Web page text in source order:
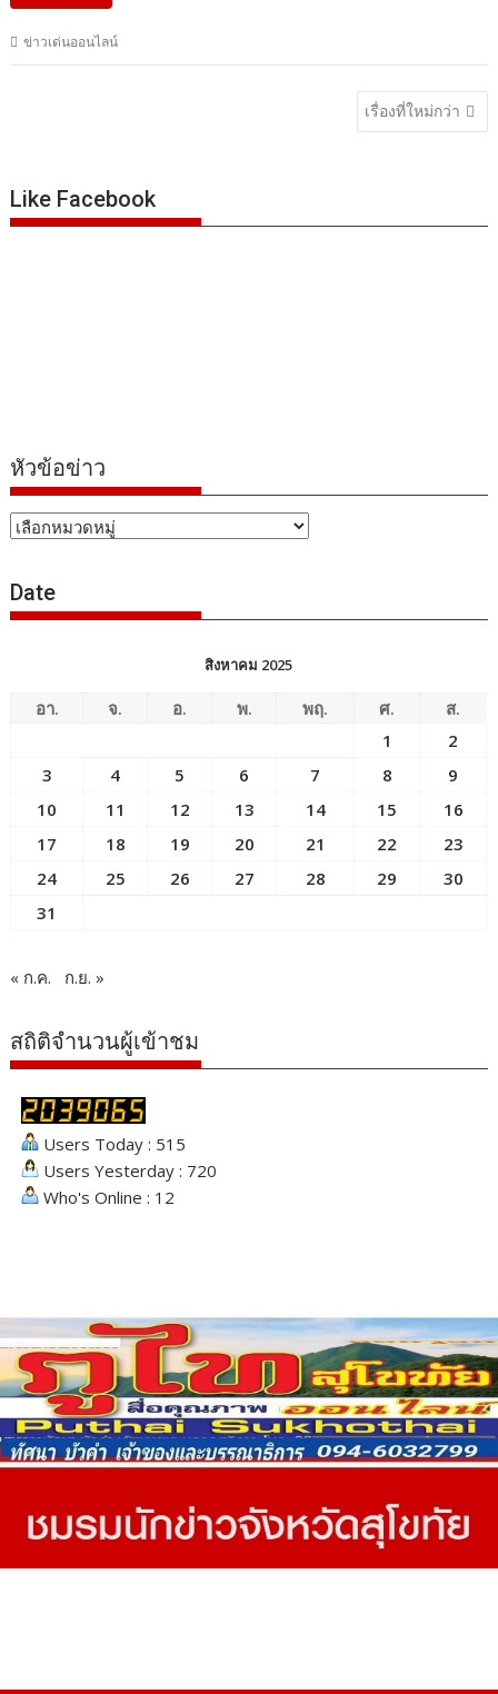
ข่าวเด่นออนไลน์
เรื่องที่ใหม่กว่า
Like Facebook
หัวข้อข่าว
หัวข้อ
Date
สิงหาคม 2025
อา. จ. อ. พ. พฤ. ศ.
ส.
1
2
3
4 5 6 7 8
9
10
11 12 13 14 15
16
17
18 19 20 21 22
23
24
25 26 27 28 29
30
31
« ก.ค. ก.ย. »
สถิติจำนวนผู้เข้าชม
Users Today : 515
Users Yesterday : 720
Who's Online : 12